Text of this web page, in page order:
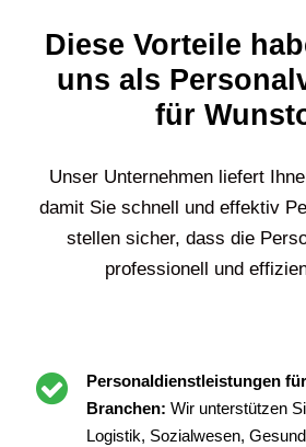
Diese Vorteile
uns als
für
Unser Unternehmen liefert
damit Sie schnell und effektiv
stellen sicher, dass die
professionell und
Personaldienstleistungen
Branchen: Wir unterstützen
Logistik, Sozialwesen,